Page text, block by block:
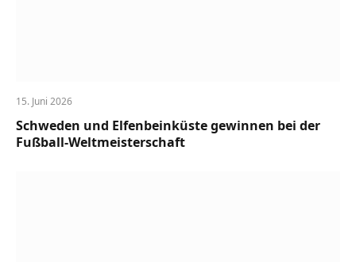
15. Juni 2026
Schweden und Elfenbeinküste gewinnen bei der
Fußball-Weltmeisterschaft